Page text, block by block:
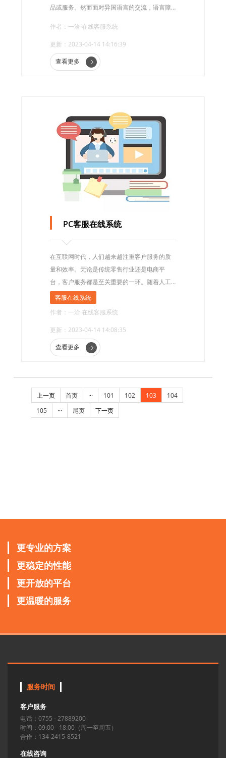
品或服务。然而面对异国语言的交流，语言障
作者：一洽·在线客服系统
更新：2023-04-14 14:16:39
查看更多
PC客服在线系统
在互联网时代，人们越来越注重客户服务的质
量和效率。无论是传统零售行业还是电商平
台，客户服务都是至关重要的一环。随着人工
智能和自动化技术的发展，PC客服在线系统也
客服在线系统
作者：一洽·在线客服系统
更新：2023-04-14 14:08:35
查看更多
上一页 首页 ··· 101 102 103
104
105
··· 尾页 下一页
更专业的方案
更稳定的性能
更开放的平台
更温暖的服务
服务时间
客户服务
电话：0755 - 27889200
时间：09:00 - 18:00（周一至周五）
合作：134-2415-8521
在线咨询